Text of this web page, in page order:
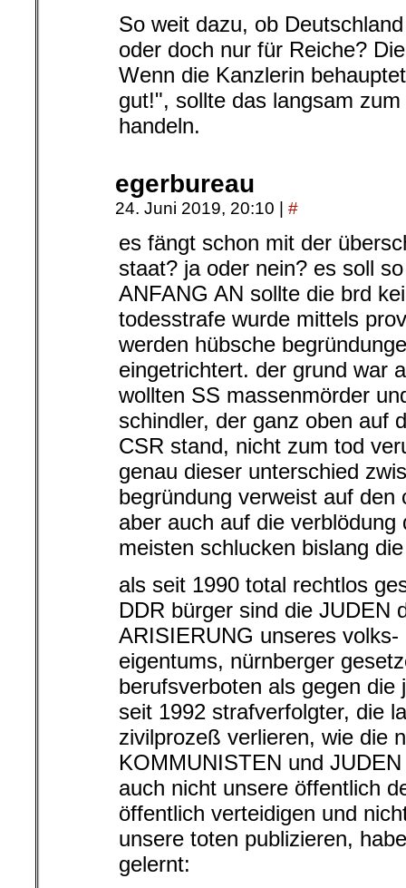
So weit dazu, ob
oder doch nur für Reiche?
Wenn die Kanzlerin
gut!", sollte das langsam
handeln.
egerbureau
24. Juni 2019, 20:10 #
es fängt schon mit der
staat? ja oder nein? es soll
ANFANG AN sollte die brd
todesstrafe wurde mittels
werden hübsche
eingetrichtert. der grund war
wollten SS massenmörder
schindler, der ganz oben auf
CSR stand, nicht zum tod
genau dieser unterschied
begründung verweist auf
aber auch auf die verblödung
meisten schlucken bislang
als seit 1990 total rechtlos
DDR bürger sind die JUDEN
ARISIERUNG unseres volks-
eigentums, nürnberger
berufsverboten als gegen die
seit 1992 strafverfolgter, die
zivilprozeß verlieren, wie die
KOMMUNISTEN und
auch nicht unsere öffentlich
öffentlich verteidigen und
unsere toten publizieren,
gelernt: